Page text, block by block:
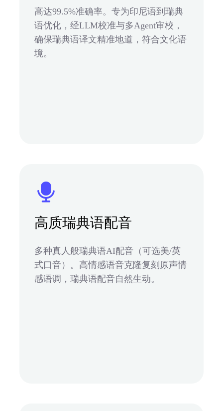
高达99.5%准确率。专为印尼语到瑞典
语优化，经LLM校准与多Agent审校，
确保瑞典语译文精准地道，符合文化语
境。
高质瑞典语配音
多种真人般瑞典语AI配音（可选美/英
式口音）。高情感语音克隆复刻原声情
感语调，瑞典语配音自然生动。